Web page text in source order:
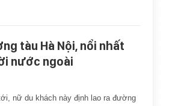
tàu Hà Nội, nổi nhất
nước ngoài
nữ du khách này định lao ra đường